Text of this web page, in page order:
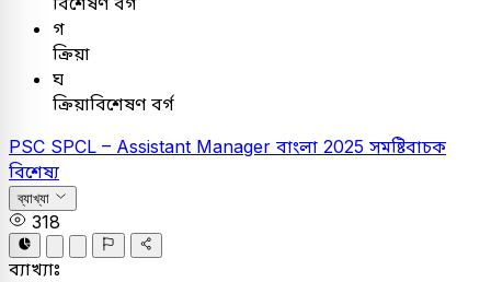
গ
ক্রিয়া
ঘ
ক্রিয়াবিশেষণ বর্গ
PSC SPCL – Assistant Manager বাংলা 2025 সমষ্টিবাচক
বিশেষ্য
ব্যাখ্যা
318
ব্যাখ্যাঃ